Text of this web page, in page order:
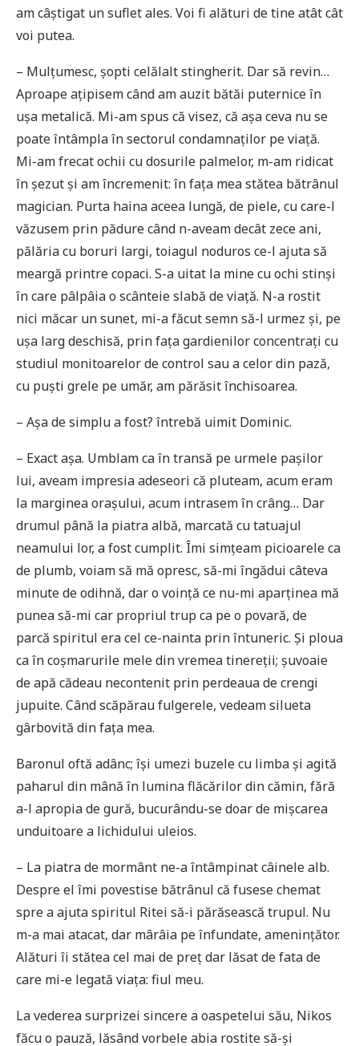
am câștigat un suflet ales. Voi fi alături de tine atât cât
voi putea.
– Mulțumesc, șopti celălalt stingherit. Dar să revin…
Aproape ațipisem când am auzit bătăi puternice în
ușa metalică. Mi-am spus că visez, că așa ceva nu se
poate întâmpla în sectorul condamnaților pe viață.
Mi-am frecat ochii cu dosurile palmelor, m-am ridicat
în șezut și am încremenit: în fața mea stătea bătrânul
magician. Purta haina aceea lungă, de piele, cu care-l
văzusem prin pădure când n-aveam decât zece ani,
pălăria cu boruri largi, toiagul noduros ce-l ajuta să
meargă printre copaci. S-a uitat la mine cu ochi stinși
în care pâlpâia o scânteie slabă de viață. N-a rostit
nici măcar un sunet, mi-a făcut semn să-l urmez și, pe
ușa larg deschisă, prin fața gardienilor concentrați cu
studiul monitoarelor de control sau a celor din pază,
cu puști grele pe umăr, am părăsit închisoarea.
– Așa de simplu a fost? întrebă uimit Dominic.
– Exact așa. Umblam ca în transă pe urmele pașilor
lui, aveam impresia adeseori că pluteam, acum eram
la marginea orașului, acum intrasem în crâng… Dar
drumul până la piatra albă, marcată cu tatuajul
neamului lor, a fost cumplit. Îmi simțeam picioarele ca
de plumb, voiam să mă opresc, să-mi îngădui câteva
minute de odihnă, dar o voință ce nu-mi aparținea mă
punea să-mi car propriul trup ca pe o povară, de
parcă spiritul era cel ce-nainta prin întuneric. Și ploua
ca în coșmarurile mele din vremea tinereții; șuvoaie
de apă cădeau necontenit prin perdeaua de crengi
jupuite. Când scăpărau fulgerele, vedeam silueta
gârbovită din fața mea.
Baronul oftă adânc; își umezi buzele cu limba și agită
paharul din mână în lumina flăcărilor din cămin, fără
a-l apropia de gură, bucurându-se doar de mișcarea
unduitoare a lichidului uleios.
– La piatra de mormânt ne-a întâmpinat câinele alb.
Despre el îmi povestise bătrânul că fusese chemat
spre a ajuta spiritul Ritei să-i părăsească trupul. Nu
m-a mai atacat, dar mârâia pe înfundate, amenințător.
Alături îi stătea cel mai de preț dar lăsat de fata de
care mi-e legată viața: fiul meu.
La vederea surprizei sincere a oaspetelui său, Nikos
făcu o pauză, lăsând vorbele abia rostite să-și